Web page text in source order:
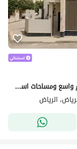
**فيلا مودرن فاخرة للبيع في حي المهدية | تصميم واسع ومساحات استثنائية**
الرياض